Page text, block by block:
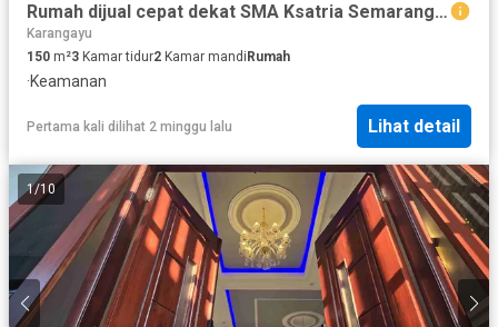
Rumah dijual cepat dekat SMA Ksatria Semarang, 950 Jutaan
Karangayu
150 m²3 Kamar tidur2 Kamar mandi Rumah
·Keamanan
Pertama kali dilihat 2 minggu lalu Lihat detail
1/10